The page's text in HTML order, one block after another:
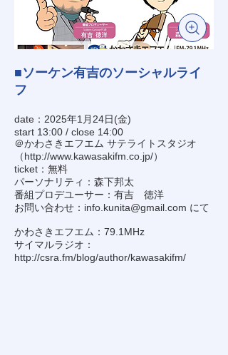
■ソーケン有吉のソーシャルライ
フ
date：2025年1月24日(金)
start 13:00 / close 14:00
＠かわさきエフエム サテライトスタジオ
（http://www.kawasakifm.co.jp/）
ticket：無料
パーソナリティ：森下邦太
番組プロデユーサー：有吉 徳洋
お問い合わせ： info.kunita@gmail.com にて
かわさきエフエム：79.1MHz
サイマルラジオ：
http://csra.fm/blog/author/kawasakifm/